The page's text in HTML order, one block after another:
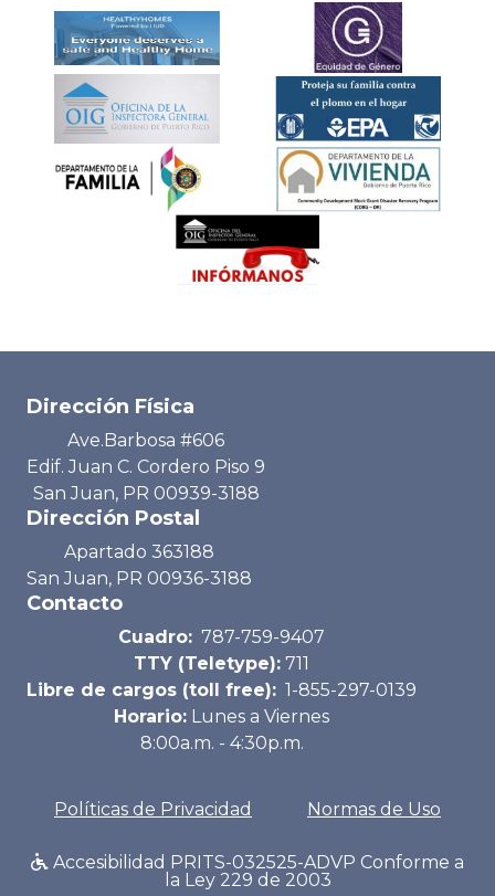
Dirección Física
Ave.Barbosa #606
Edif. Juan C. Cordero Piso 9
San Juan, PR 00939-3188
Dirección Postal
Apartado 363188
San Juan, PR 00936-3188
Contacto
Cuadro: 787-759-9407
TTY (Teletype): 711
Libre de cargos (toll free): 1-855-297-0139
Horario: Lunes a Viernes
8:00a.m. - 4:30p.m.
Políticas de Privacidad Normas de Uso
Accesibilidad PRITS-032525-ADVP Conforme a
la Ley 229 de 2003